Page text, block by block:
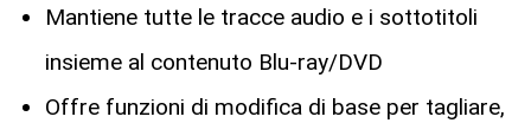
Mantiene tutte le tracce audio e i sottotitoli
insieme al contenuto Blu-ray/DVD
Offre funzioni di modifica di base per tagliare,